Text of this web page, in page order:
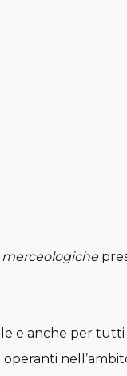
e anche per tutti